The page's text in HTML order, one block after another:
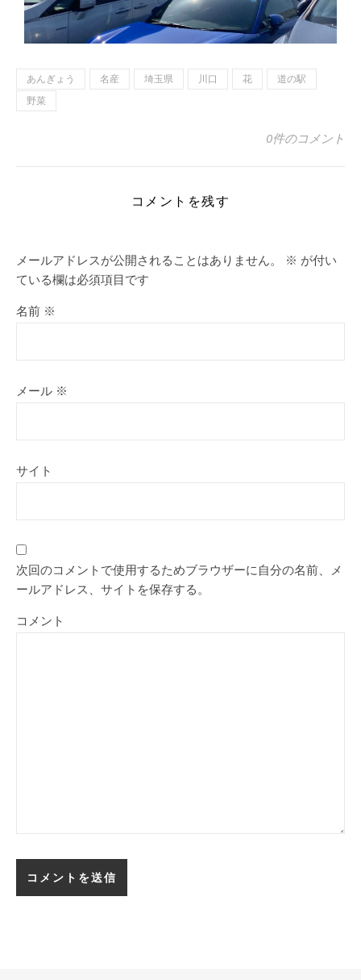
あんぎょう 名産 埼玉県 川口 花
道の駅
野菜
0件のコメント
コメントを残す
メールアドレスが公開されることはありません。 ※ が付い
ている欄は必須項目です
名前 ※
メール ※
サイト
次回のコメントで使用するためブラウザーに自分の名前、メ
ールアドレス、サイトを保存する。
コメント